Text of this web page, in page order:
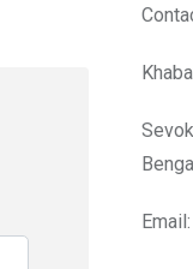
Bengal
Email: